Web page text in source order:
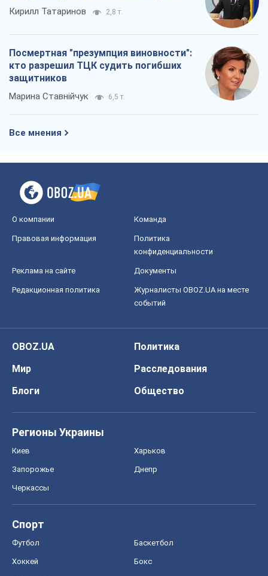
Кирилл Татаринов 2,8 т.
Посмертная "презумпция виновности":
кто разрешил ТЦК судить погибших
защитников
Марина Ставнійчук 6,5 т.
Все мнения
О компании Команда
Правовая информация
Политика
конфиденциальности
Реклама на сайте Документы
Редакционная политика
Журналисты OBOZ.UA на месте
событий
OBOZ.UA
Политика
Мир
Расследования
Блоги
Общество
Регионы Украины
Киев Харьков
Запорожье Днепр
Черкассы
Спорт
Футбол Баскетбол
Хоккей Бокс